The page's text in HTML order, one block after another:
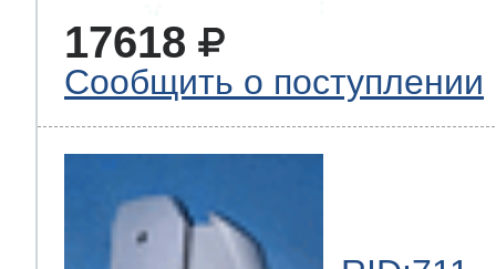
17618
Сообщить о поступлении